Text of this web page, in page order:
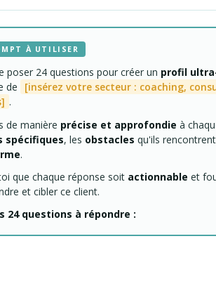
À UTILISER
poser 24 questions pour créer un profil
de
[insérez votre secteur : coaching,
.
de manière précise et approfondie à
spécifiques, les obstacles qu'ils
.
que chaque réponse soit actionnable et
et cibler ce client.
24 questions à répondre :